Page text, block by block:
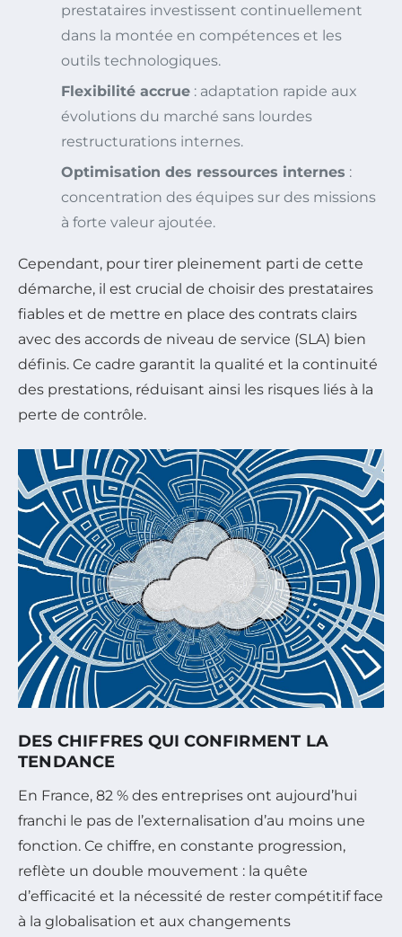
prestataires investissent continuellement
dans la montée en compétences et les
outils technologiques.
Flexibilité accrue : adaptation rapide aux
évolutions du marché sans lourdes
restructurations internes.
Optimisation des ressources internes :
concentration des équipes sur des missions
à forte valeur ajoutée.
Cependant, pour tirer pleinement parti de cette
démarche, il est crucial de choisir des prestataires
fiables et de mettre en place des contrats clairs
avec des accords de niveau de service (SLA) bien
définis. Ce cadre garantit la qualité et la continuité
des prestations, réduisant ainsi les risques liés à la
perte de contrôle.
DES CHIFFRES QUI CONFIRMENT LA
TENDANCE
En France, 82 % des entreprises ont aujourd’hui
franchi le pas de l’externalisation d’au moins une
fonction. Ce chiffre, en constante progression,
reflète un double mouvement : la quête
d’efficacité et la nécessité de rester compétitif face
à la globalisation et aux changements